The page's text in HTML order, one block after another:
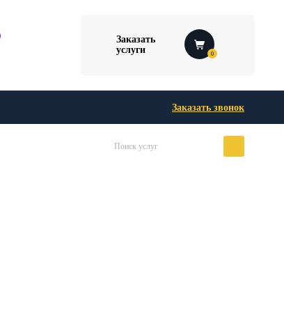
Заказать
услуги
0
Заказать звонок